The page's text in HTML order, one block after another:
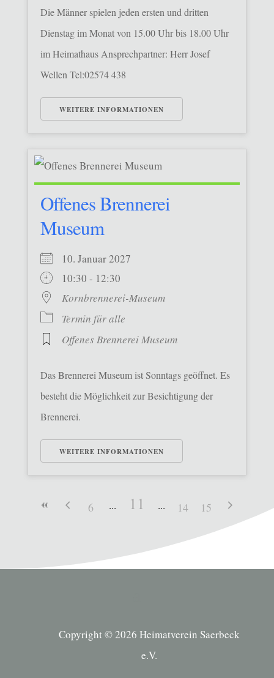
Die Männer spielen jeden ersten und dritten
Dienstag im Monat von 15.00 Uhr bis 18.00 Uhr
im Heimathaus Ansprechpartner: Herr Josef
Wellen Tel:02574 438
WEITERE INFORMATIONEN
Offenes Brennerei
Museum
10. Januar 2027
10:30 - 12:30
Kornbrennerei-Museum
Termin für alle
Offenes Brennerei Museum
Das Brennerei Museum ist Sonntags geöffnet. Es
besteht die Möglichkeit zur Besichtigung der
Brennerei.
WEITERE INFORMATIONEN
6 11 14 15
Copyright © 2026 Heimatverein Saerbeck
e.V.